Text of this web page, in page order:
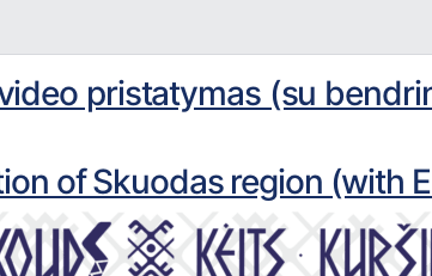
pristatymas (su
of Skuodas region (with